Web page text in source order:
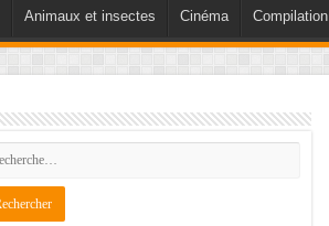
Animaux et insectes Cinéma Compilation